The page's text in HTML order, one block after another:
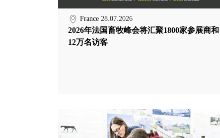
France 28.07.2026
2026年法国畜牧峰会将汇聚1800家参展商和
12万名访客